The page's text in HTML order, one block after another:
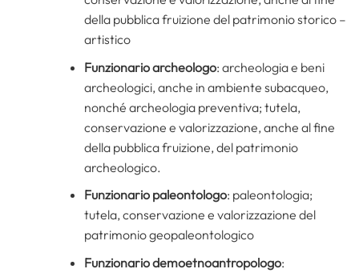
della pubblica fruizione del patrimonio storico –
artistico
Funzionario archeologo: archeologia e beni
archeologici, anche in ambiente subacqueo,
nonché archeologia preventiva; tutela,
conservazione e valorizzazione, anche al fine
della pubblica fruizione, del patrimonio
archeologico.
Funzionario paleontologo: paleontologia;
tutela, conservazione e valorizzazione del
patrimonio geopaleontologico
Funzionario demoetnoantropologo: